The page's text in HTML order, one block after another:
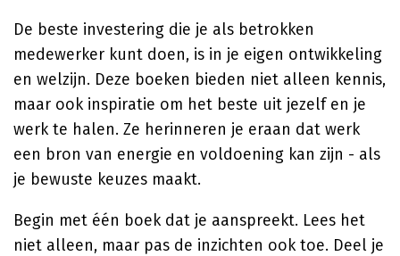
De beste investering die je als betrokken
medewerker kunt doen, is in je eigen ontwikkeling
en welzijn. Deze boeken bieden niet alleen kennis,
maar ook inspiratie om het beste uit jezelf en je
werk te halen. Ze herinneren je eraan dat werk
een bron van energie en voldoening kan zijn - als
je bewuste keuzes maakt.
Begin met één boek dat je aanspreekt. Lees het
niet alleen, maar pas de inzichten ook toe. Deel je